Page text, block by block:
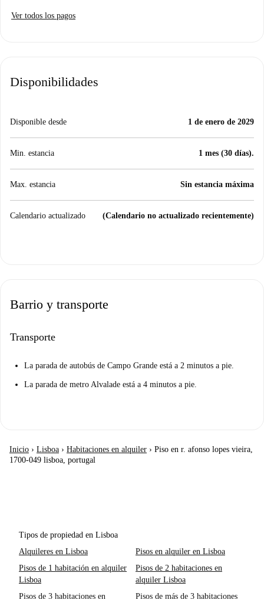
Ver todos los pagos
Disponibilidades
Disponible desde 1 de enero de 2029
Min. estancia 1 mes (30 días).
Max. estancia Sin estancia máxima
Calendario actualizado (Calendario no actualizado recientemente)
Barrio y transporte
Transporte
La parada de autobús de Campo Grande está a 2 minutos a pie.
La parada de metro Alvalade está a 4 minutos a pie.
Inicio › Lisboa › Habitaciones en alquiler › Piso en r. afonso lopes vieira,
1700-049 lisboa, portugal
Tipos de propiedad en Lisboa
Alquileres en Lisboa
Pisos en alquiler en Lisboa
Pisos de 1 habitación en alquiler
Lisboa
Pisos de 2 habitaciones en
alquiler Lisboa
Pisos de 3 habitaciones en
Pisos de más de 3 habitaciones